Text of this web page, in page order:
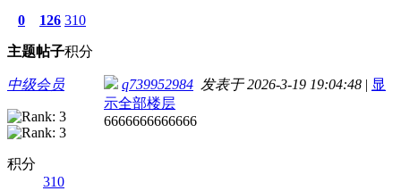
0
主题
126
帖子
310
积分
中级会员
积分
310
q739952984 发表于 2026-3-19 19:04:48 | 显
示全部楼层
6666666666666